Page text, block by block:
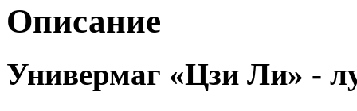
Описание
Универмаг «Цзи Ли» -